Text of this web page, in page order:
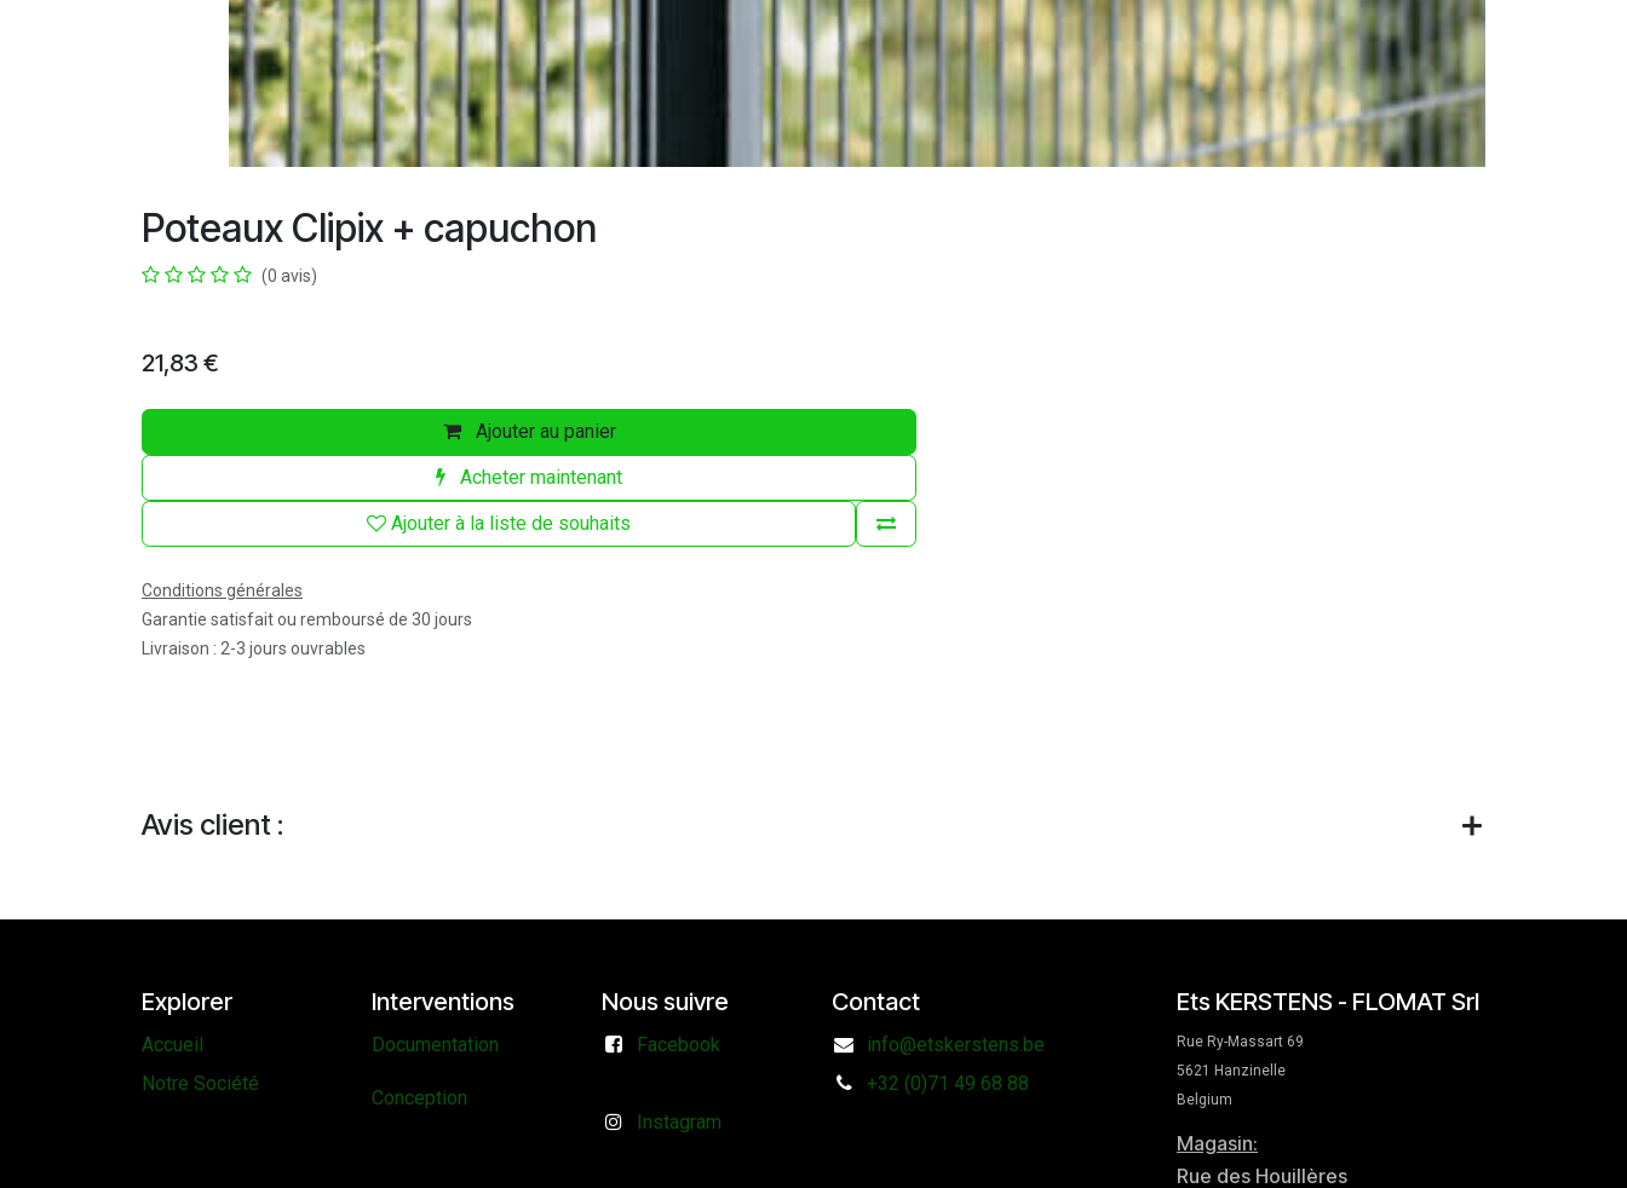
Poteaux Clipix + capuchon
(0 avis)
21,83 €
Ajouter au panier
Acheter maintenant
Ajouter à la liste de souhaits
Conditions générales
Garantie satisfait ou remboursé de 30 jours
Livraison : 2-3 jours ouvrables
Avis client :
Explorer
Accueil
Notre Société
Interventions
Documentation
Conception
Nous suivre
Facebook
Instagram
Contact
info@etskerstens.be
+32 (0)71 49 68 88
Ets KERSTENS - FLOMAT Srl
Rue Ry-Massart 69
5621 Hanzinelle
Belgium
Magasin:
Rue des Houillères